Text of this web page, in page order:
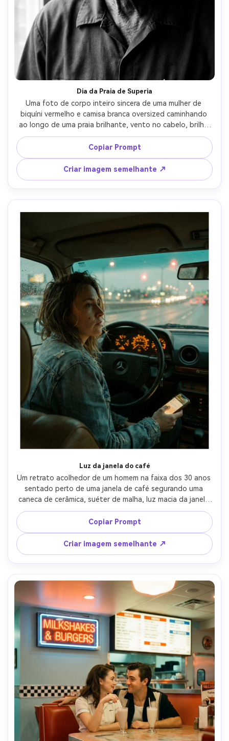
Dia da Praia de Superia
Uma foto de corpo inteiro sincera de uma mulher de
biquíni vermelho e camisa branca oversized caminhando
ao longo de uma praia brilhante, vento no cabelo, brilho
do sol, Fujifilm Superia 400 cores com sombras
ligeiramente esverdeadas, grão médio de 35 mm,
contraste suave, destaques naturais da pele, tirado em
Nikon FM2, lente de 50 mm, nível do horizonte, humor de
verão despreocupado, textura fotorealista de varredura
de filme- -ar 4:5
Copiar Prompt
Criar imagem semelhante ↗
Luz da janela do café
Um retrato acolhedor de um homem na faixa dos 30 anos
sentado perto de uma janela de café segurando uma
caneca de cerâmica, suéter de malha, luz macia da janela
no rosto, tons atenuados, grão de filme fino, manchas de
poeira sutis, vinheta suave, tirado em Contax T2, lente de
38 mm, profundidade de campo rasa com bokeh cremoso,
expressão relaxada íntima, textura realista da pele e do
tecido, vibração editorial da cafeteria-AR 4:5
Copiar Prompt
Criar imagem semelhante ↗